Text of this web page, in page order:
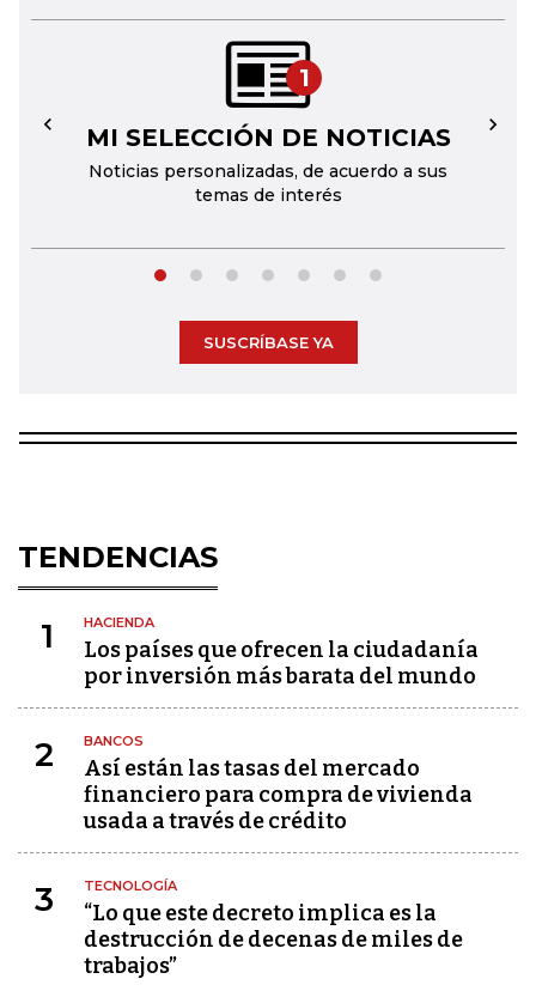
1
MI SELECCIÓN DE NOTICIAS
Noticias personalizadas, de acuerdo a sus
temas de interés
← →
SUSCRÍBASE YA
TENDENCIAS
1 HACIENDA
Los países que ofrecen la ciudadanía
por inversión más barata del mundo
2 BANCOS
Así están las tasas del mercado
financiero para compra de vivienda
usada a través de crédito
3 TECNOLOGÍA
“Lo que este decreto implica es la
destrucción de decenas de miles de
trabajos”